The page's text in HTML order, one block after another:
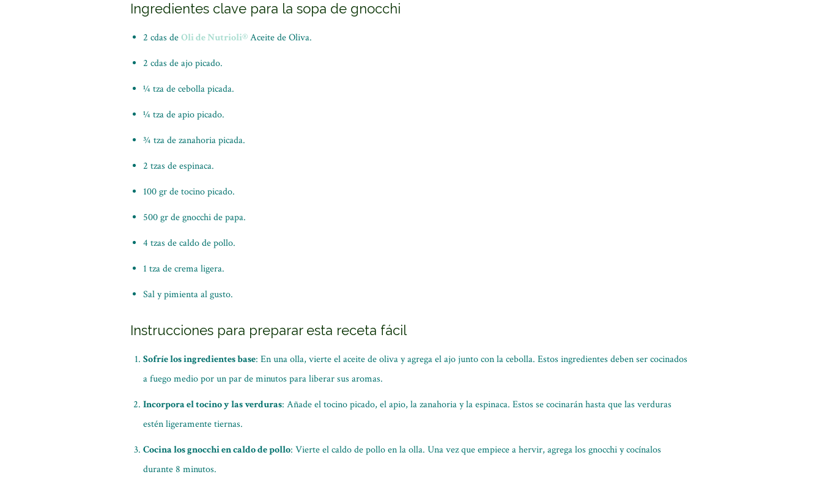
Ingredientes clave para la sopa de gnocchi
2 cdas deOli de Nutrioli®Aceite de Oliva.
2 cdas de ajo picado.
¼ tza de cebolla picada.
¼ tza de apio picado.
¾ tza de zanahoria picada.
2 tzas de espinaca.
100 gr de tocino picado.
500 gr de gnocchi de papa.
4 tzas de caldo de pollo.
1 tza de crema ligera.
Sal y pimienta al gusto.
Instrucciones para preparar esta receta fácil
Sofríe los ingredientes base: En una olla, vierte el aceite de oliva y agrega el ajo junto con la cebolla. Estos ingredientes deben ser cocinados
a fuego medio por un par de minutos para liberar sus aromas.
Incorpora el tocino y las verduras: Añade el tocino picado, el apio, la zanahoria y la espinaca. Estos se cocinarán hasta que las verduras
estén ligeramente tiernas.
Cocina los gnocchi en caldo de pollo: Vierte el caldo de pollo en la olla. Una vez que empiece a hervir, agrega los gnocchi y cocínalos
durante 8 minutos.